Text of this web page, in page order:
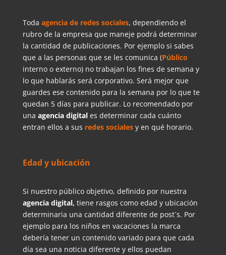
Toda agencia de redes sociales, dependiendo el
rubro de la empresa que maneje podrá determinar
la cantidad de publicaciones. Por ejemplo si sabes
que a las personas que se les comunica (Público
interno o externo) no trabajan los fines de semana y
lo que hablarás será corporativo. Será mejor que
guardes ese contenido para la semana por lo que te
quedan 5 días para publicar. Lo recomendado por
una agencia digitales determinar cada cuánto
entran ellos a sus redes socialesy en qué horario.
Edad y ubicación
Si nuestro público objetivo, definido por nuestra
agencia digital, tiene rasgos como edad y ubicación
determinaria una cantidad diferente de post´s. Por
ejemplo para los niños en vacaciones la marca
debería tener un contenido variado para que cada
día sea una noticia diferente y ellos puedan